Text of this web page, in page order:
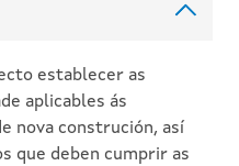
establecer as
aplicables ás
nova construción, así
que deben cumprir as